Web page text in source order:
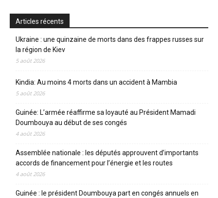
Articles récents
Ukraine : une quinzaine de morts dans des frappes russes sur
la région de Kiev
5 août 2026
Kindia: Au moins 4 morts dans un accident à Mambia
5 août 2026
Guinée: L’armée réaffirme sa loyauté au Président Mamadi
Doumbouya au début de ses congés
4 août 2026
Assemblée nationale : les députés approuvent d’importants
accords de financement pour l’énergie et les routes
4 août 2026
Guinée : le président Doumbouya part en congés annuels en